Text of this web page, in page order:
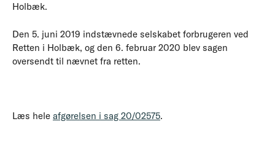
Holbæk.
Den 5. juni 2019 indstævnede selskabet forbrugeren ved
Retten i Holbæk, og den 6. februar 2020 blev sagen
oversendt til nævnet fra retten.
Læs hele afgørelsen i sag 20/02575.